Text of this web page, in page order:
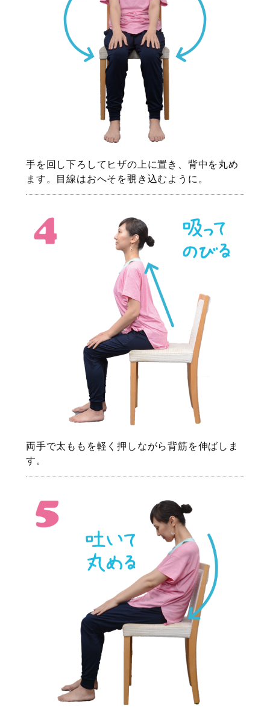
手を回し下ろしてヒザの上に置き、背中を丸め
ます。目線はおへそを覗き込むように。
両手で太ももを軽く押しながら背筋を伸ばしま
す。